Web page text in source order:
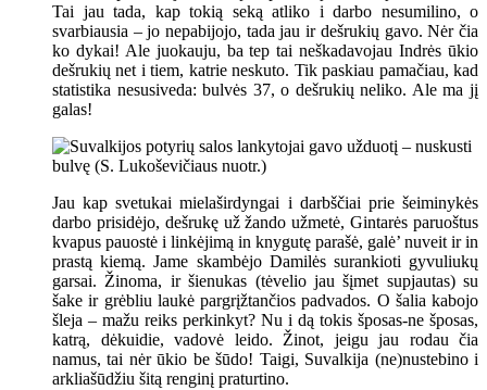
Tai jau tada, kap tokią seką atliko i darbo nesumilino, o
svarbiausia – jo nepabijojo, tada jau ir dešrukių gavo. Nėr čia
ko dykai! Ale juokauju, ba tep tai neškadavojau Indrės ūkio
dešrukių net i tiem, katrie neskuto. Tik paskiau pamačiau, kad
statistika nesusiveda: bulvės 37, o dešrukių neliko. Ale ma jį
galas!
Jau kap svetukai mielaširdyngai i darbščiai prie šeiminykės
darbo prisidėjo, dešrukę už žando užmetė, Gintarės paruoštus
kvapus pauostė i linkėjimą in knygutę parašė, galė’ nuveit ir in
prastą kiemą. Jame skambėjo Damilės surankioti gyvuliukų
garsai. Žinoma, ir šienukas (tėvelio jau šįmet supjautas) su
šake ir grėbliu laukė pargrįžtančios padvados. O šalia kabojo
šleja – mažu reiks perkinkyt? Nu i dą tokis šposas-ne šposas,
katrą, dėkuidie, vadovė leido. Žinot, jeigu jau rodau čia
namus, tai nėr ūkio be šūdo! Taigi, Suvalkija (ne)nustebino i
arkliašūdžiu šitą renginį praturtino.